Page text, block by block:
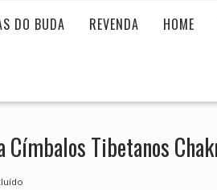
DO BUDA REVENDA HOME
Címbalos Tibetanos